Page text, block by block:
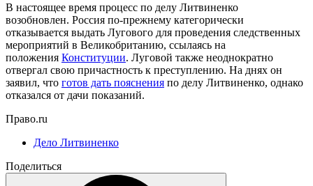
В настоящее время процесс по делу Литвиненко
возобновлен. Россия по-прежнему категорически
отказывается выдать Лугового для проведения следственных
мероприятий в Великобританию, ссылаясь на
положения Конституции. Луговой также неоднократно
отвергал свою причастность к преступлению. На днях он
заявил, что готов дать пояснения по делу Литвиненко, однако
отказался от дачи показаний.
Право.ru
Дело Литвиненко
Поделиться